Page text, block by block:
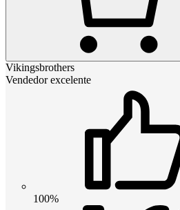
Vikingsbrothers
Vendedor excelente
100%